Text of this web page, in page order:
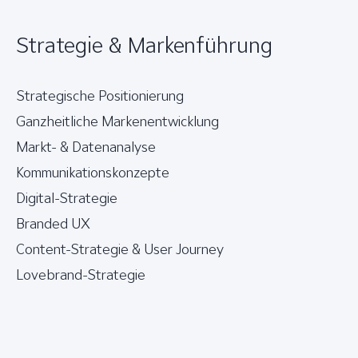
Strategie & Markenführung
Strategische Positionierung
Ganzheitliche Markenentwicklung
Markt- & Datenanalyse
Kommunikationskonzepte
Digital-Strategie
Branded UX
Content-Strategie & User Journey
Lovebrand-Strategie